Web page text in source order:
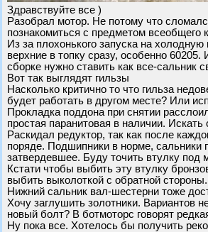
Здравствуйте все )
Разобрал мотор. Не потому что
познакомиться с предметом всеобщего
Из за плохонького запуска на
верхние в топку сразу, особенно
сборке нужно ставить как все-
Вот так выглядят гильзы
Насколько критично то что гильза
будет работать в другом месте? Или
Прокладка поддона при снятии
простая паранитовая в наличии.
Раскидал редуктор, так как после
поряде. Подшипники в норме, сальники
затвердевшее. Буду точить втулку
Кстати чтобы выбить эту втулку
выбить выколоткой с обратной
Нижний сальник вал-шестерни тоже
Хочу заглушить золотники. Вариантов
новый болт? В ботмоторс говорят
Ну пока все. Хотелось бы получить